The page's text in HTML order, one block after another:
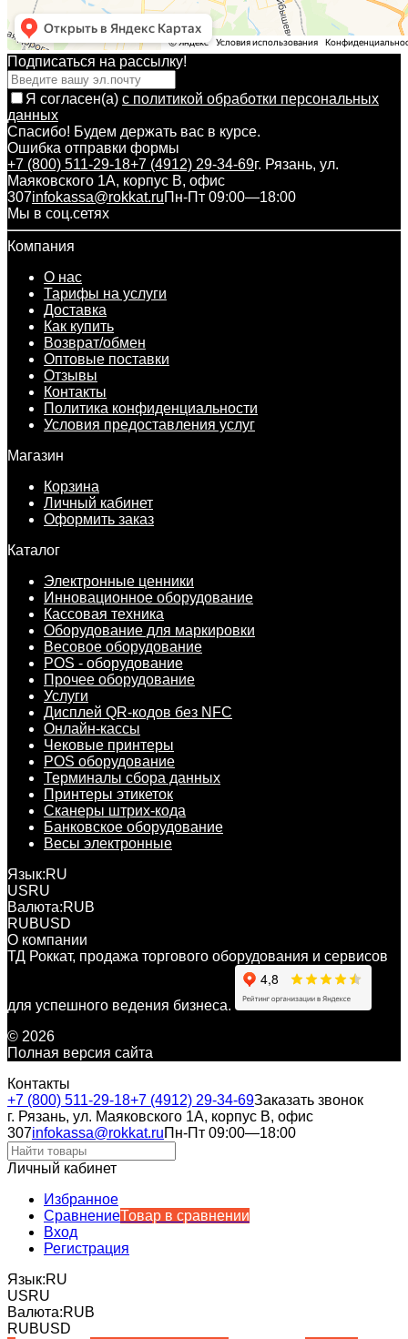
Подписаться на рассылкy!
Я согласен(a) с политикой обработки персональных
данных
Спасибо! Будем держать вас в курсе.
Ошибка отправки формы
+7 (800) 511-29-18+7 (4912) 29-34-69г. Рязань, ул.
Маяковского 1А, корпус B, офис
307infokassa@rokkat.ruПн-Пт 09:00—18:00
Мы в соц.сетях
Компания
О нас
Тарифы на услуги
Доставка
Как купить
Возврат/обмен
Оптовые поставки
Отзывы
Контакты
Политика конфиденциальности
Условия предоставления услуг
Магазин
Корзина
Личный кабинет
Оформить заказ
Каталог
Электронные ценники
Инновационное оборудование
Кассовая техника
Оборудование для маркировки
Весовое оборудование
POS - оборудование
Прочее оборудование
Услуги
Дисплей QR-кодов без NFC
Онлайн-кассы
Чековые принтеры
POS оборудование
Терминалы сбора данных
Принтеры этикеток
Сканеры штрих-кода
Банковское оборудование
Весы электронные
Язык:RU
USRU
Валюта:RUB
RUBUSD
О компании
ТД Роккат, продажа торгового оборудования и сервисов
для успешного ведения бизнеса.
© 2026
Полная версия сайта
Контакты
+7 (800) 511-29-18+7 (4912) 29-34-69Заказать звонок
г. Рязань, ул. Маяковского 1А, корпус B, офис
307infokassa@rokkat.ruПн-Пт 09:00—18:00
Личный кабинет
Избранное
СравнениеТовар в сравнении
Вход
Регистрация
Язык:RU
USRU
Валюта:RUB
RUBUSD